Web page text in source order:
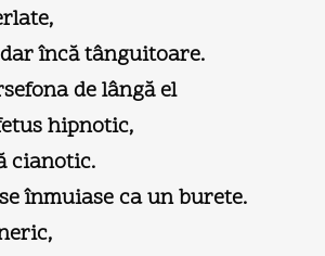
încă tânguitoare.
de lângă el
hipnotic,
cianotic.
înmuiase ca un burete.